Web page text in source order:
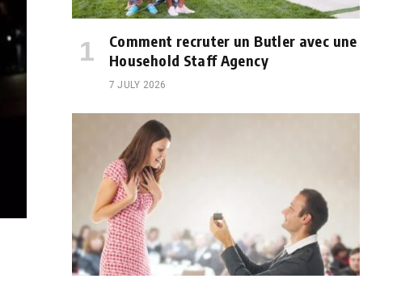
Comment recruter un Butler avec une
Household Staff Agency
7 JULY 2026